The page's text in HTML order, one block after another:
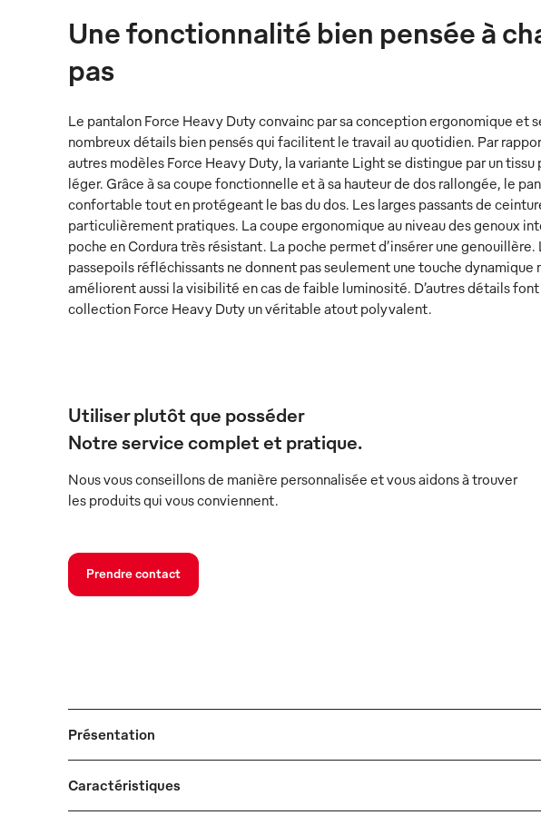
Une fonctionnalité bien pensée à
pas
Le pantalon Force Heavy Duty convainc par sa conception ergonomique et
nombreux détails bien pensés qui facilitent le travail au quotidien. Par
autres modèles Force Heavy Duty, la variante Light se distingue par un tissu
léger. Grâce à sa coupe fonctionnelle et à sa hauteur de dos rallongée, le
confortable tout en protégeant le bas du dos. Les larges passants de
particulièrement pratiques. La coupe ergonomique au niveau des genoux
poche en Cordura très résistant. La poche permet d’insérer une genouillère.
passepoils réfléchissants ne donnent pas seulement une touche dynamique
améliorent aussi la visibilité en cas de faible luminosité. D’autres détails
collection Force Heavy Duty un véritable atout polyvalent.
Utiliser plutôt que posséder
Notre service complet et pratique.
Nous vous conseillons de manière personnalisée et vous aidons à trouver
les produits qui vous conviennent.
Prendre contact
Présentation
Caractéristiques